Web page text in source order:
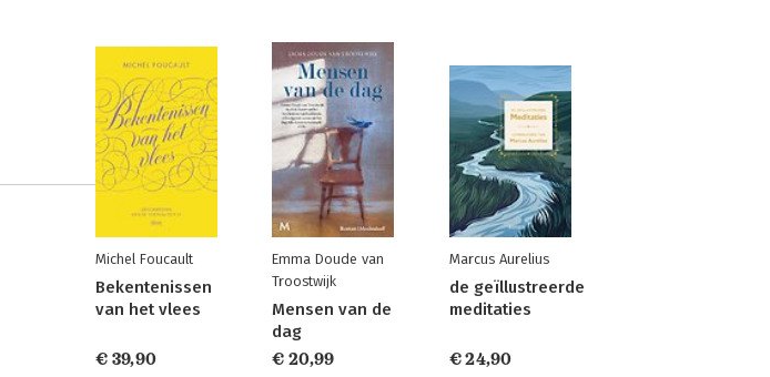
Michel Foucault
Bekentenissen
van het vlees
€ 39,90
Emma Doude van
Troostwijk
Mensen van de
dag
€ 20,99
Marcus Aurelius
de geïllustreerde
meditaties
€ 24,90